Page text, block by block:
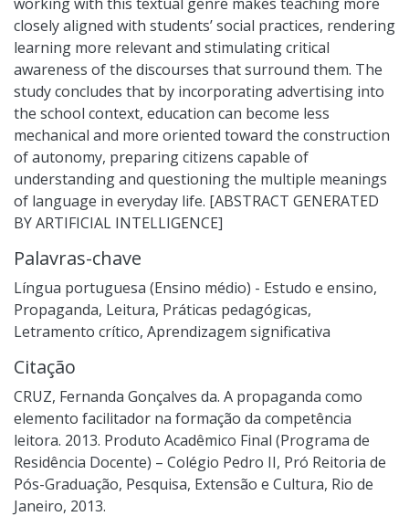
closely aligned with students’ social practices, rendering
learning more relevant and stimulating critical
awareness of the discourses that surround them. The
study concludes that by incorporating advertising into
the school context, education can become less
mechanical and more oriented toward the construction
of autonomy, preparing citizens capable of
understanding and questioning the multiple meanings
of language in everyday life. [ABSTRACT GENERATED
BY ARTIFICIAL INTELLIGENCE]
Palavras-chave
Língua portuguesa (Ensino médio) - Estudo e ensino,
Propaganda, Leitura, Práticas pedagógicas,
Letramento crítico, Aprendizagem significativa
Citação
CRUZ, Fernanda Gonçalves da. A propaganda como
elemento facilitador na formação da competência
leitora. 2013. Produto Acadêmico Final (Programa de
Residência Docente) – Colégio Pedro II, Pró Reitoria de
Pós-Graduação, Pesquisa, Extensão e Cultura, Rio de
Janeiro, 2013.